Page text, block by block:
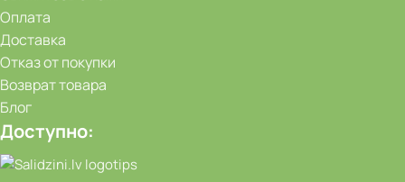
Оплата
Доставка
Отказ от покупки
Возврат товара
Блог
Доступно: